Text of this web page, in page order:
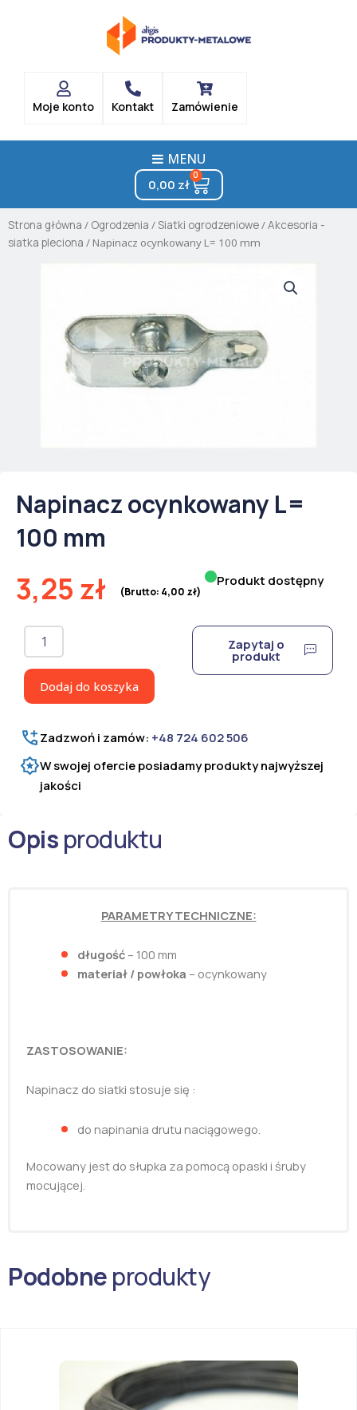
Moje konto Kontakt Zamówienie
MENU
0,00 zł
0
Cart
Strona główna / Ogrodzenia /Siatki ogrodzeniowe/Akcesoria -
siatka pleciona / Napinacz ocynkowany L= 100 mm
Napinacz ocynkowany L=
100 mm
3,25 zł (Brutto: 4,00 zł)
Produkt dostępny
ilość
Napinacz
L=
100
Dodaj do koszyka
Zapytaj o
produkt
Zadzwoń i zamów: +48 724 602 506
W swojej ofercie posiadamy produkty najwyższej
jakości
Opisproduktu
PARAMETRY TECHNICZNE:
długość– 100 mm
materiał / powłoka – ocynkowany
ZASTOSOWANIE:
Napinacz do siatki stosuje się :
do napinania drutu naciągowego.
Mocowany jest do słupka za pomocą opaski i śruby
mocującej.
Podobneprodukty